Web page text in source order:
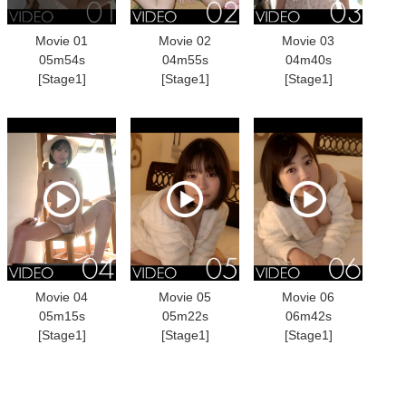
Movie 01
05m54s
[Stage1]
Movie 02
04m55s
[Stage1]
Movie 03
04m40s
[Stage1]
Movie 04
05m15s
[Stage1]
Movie 05
05m22s
[Stage1]
Movie 06
06m42s
[Stage1]